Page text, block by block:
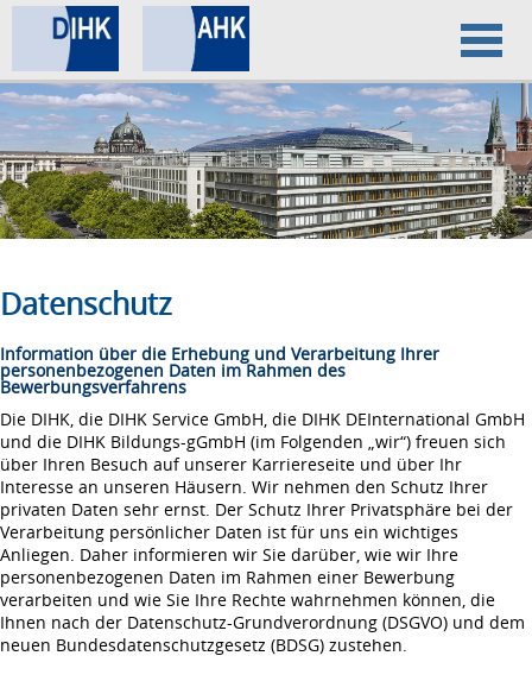
Home
Datenschutz
Impressum
Datenschutz
Information über die Erhebung und Verarbeitung Ihrer
personenbezogenen Daten im Rahmen des
Bewerbungsverfahrens
Die DIHK, die DIHK Service GmbH, die DIHK DEInternational GmbH
und die DIHK Bildungs-gGmbH (im Folgenden „wir“) freuen sich
über Ihren Besuch auf unserer Karriereseite und über Ihr
Interesse an unseren Häusern. Wir nehmen den Schutz Ihrer
privaten Daten sehr ernst. Der Schutz Ihrer Privatsphäre bei der
Verarbeitung persönlicher Daten ist für uns ein wichtiges
Anliegen. Daher informieren wir Sie darüber, wie wir Ihre
personenbezogenen Daten im Rahmen einer Bewerbung
verarbeiten und wie Sie Ihre Rechte wahrnehmen können, die
Ihnen nach der Datenschutz-Grundverordnung (DSGVO) und dem
neuen Bundesdatenschutzgesetz (BDSG) zustehen.